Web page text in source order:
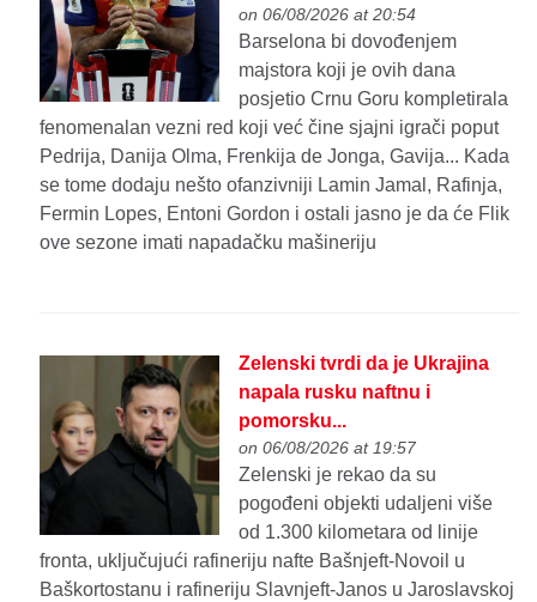
on 06/08/2026 at 20:54
Barselona bi dovođenjem
majstora koji je ovih dana
posjetio Crnu Goru kompletirala
fenomenalan vezni red koji već čine sjajni igrači poput
Pedrija, Danija Olma, Frenkija de Jonga, Gavija... Kada
se tome dodaju nešto ofanzivniji Lamin Jamal, Rafinja,
Fermin Lopes, Entoni Gordon i ostali jasno je da će Flik
ove sezone imati napadačku mašineriju
Zelenski tvrdi da je Ukrajina
napala rusku naftnu i
pomorsku...
on 06/08/2026 at 19:57
Zelenski je rekao da su
pogođeni objekti udaljeni više
od 1.300 kilometara od linije
fronta, uključujući rafineriju nafte Bašnjeft-Novoil u
Baškortostanu i rafineriju Slavnjeft-Janos u Jaroslavskoj